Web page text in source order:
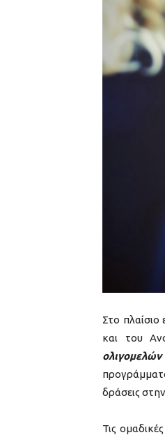
Στο
και του
δράσεις
Τις